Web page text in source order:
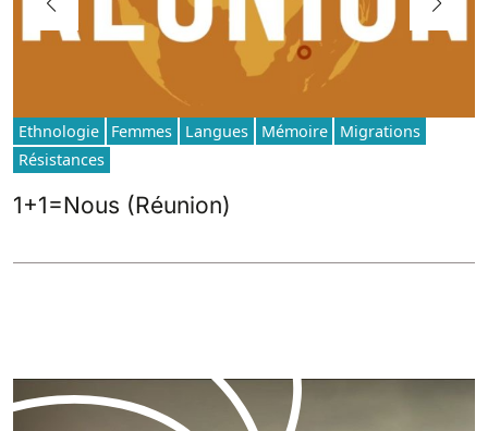
Ethnologie Femmes Langues Mémoire
Migrations
Résistances
1+1=Nous (Réunion)